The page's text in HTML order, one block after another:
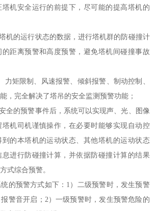
塔机安全运行的前提下，尽可能的提高塔机的
机的运行状态的数据，进行塔机群的防碰撞计
距离预警和高度预警，避免塔机间碰撞事故
力矩限制、风速报警、倾斜报警、制动控制、
，完全解决了塔吊的安全监测预警功能；
全的预警事件后，系统可以实现声、光、图像
机司机谨慎操作，在必要时能够实现自动控
的本塔机的运动状态、其他塔机的运动状态
进行防碰撞计算，并依据防碰撞计算的结果
式综合预警。
的预警方式如下：1）二级预警时，发生预警
警音开启；2）一级预警时，发生预警危险的